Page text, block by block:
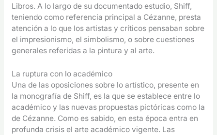
Libros. A lo largo de su documentado estudio, Shiff,
teniendo como referencia principal a Cézanne, presta
atención a lo que los artistas y críticos pensaban sobre
el impresionismo, el simbolismo, o sobre cuestiones
generales referidas a la pintura y al arte.
La ruptura con lo académico
Una de las oposiciones sobre lo artístico, presente en
la monografía de Shiff, es la que se establece entre lo
académico y las nuevas propuestas pictóricas como la
de Cézanne. Como es sabido, en esta época entra en
profunda crisis el arte académico vigente. Las